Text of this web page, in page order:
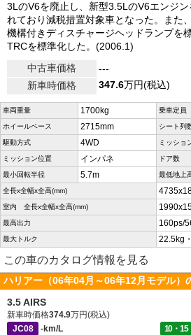
3LのV6を廃止し、新型3.5LのV6エンジ
れており減税措置対象車となった。また
機構付きディスチャージヘッドランプを
TRCを標準化した。(2006.1)
中古車価格
---
新車時価格
347.6万円(税込)
車両重量 1700kg 乗車定員
ホイールベース 2715mm シート列
駆動方式 4WD ミッショ
ミッション位置 インパネ ドア数
最小回転半径 5.7m 最低地上
全長x全幅x全高(mm)
室内 全長x全幅x全高(mm)
最高出力 160ps/
最大トルク 22.5kg
この車のカタログ情報を見る
ハリアー（06年04月～06年12月モデル）
3.5 AIRS
新車時価格374.9万円(税込)
JC08
-km/L 10・15